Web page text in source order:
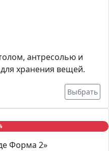
антресолью и
хранения вещей.
Выбрать
Форма 2»